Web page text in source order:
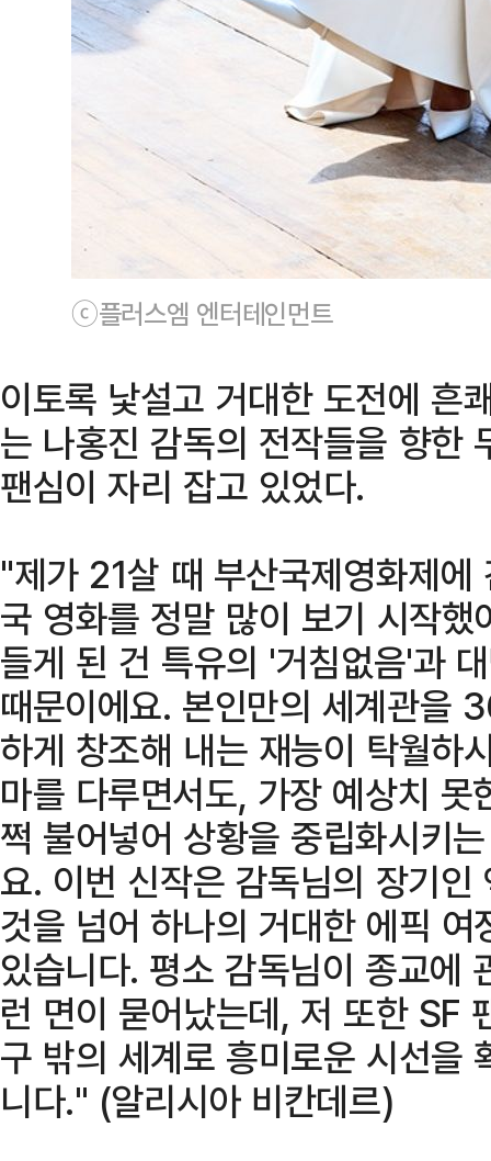
ⓒ플러스엠 엔터테인먼트
이토록 낯설고 거대한 도전에 흔
는 나홍진 감독의 전작들을 향한
팬심이 자리 잡고 있었다.
"제가 21살 때 부산국제영화제
국 영화를 정말 많이 보기 시작
들게 된 건 특유의 '거침없음'과
때문이에요. 본인만의 세계관을
하게 창조해 내는 재능이 탁월하
마를 다루면서도, 가장 예상치
쩍 불어넣어 상황을 중립화시키
요. 이번 신작은 감독님의 장기
것을 넘어 하나의 거대한 에픽
있습니다. 평소 감독님이 종교에
런 면이 묻어났는데, 저 또한 SF
구 밖의 세계로 흥미로운 시선을
니다." (알리시아 비칸데르)